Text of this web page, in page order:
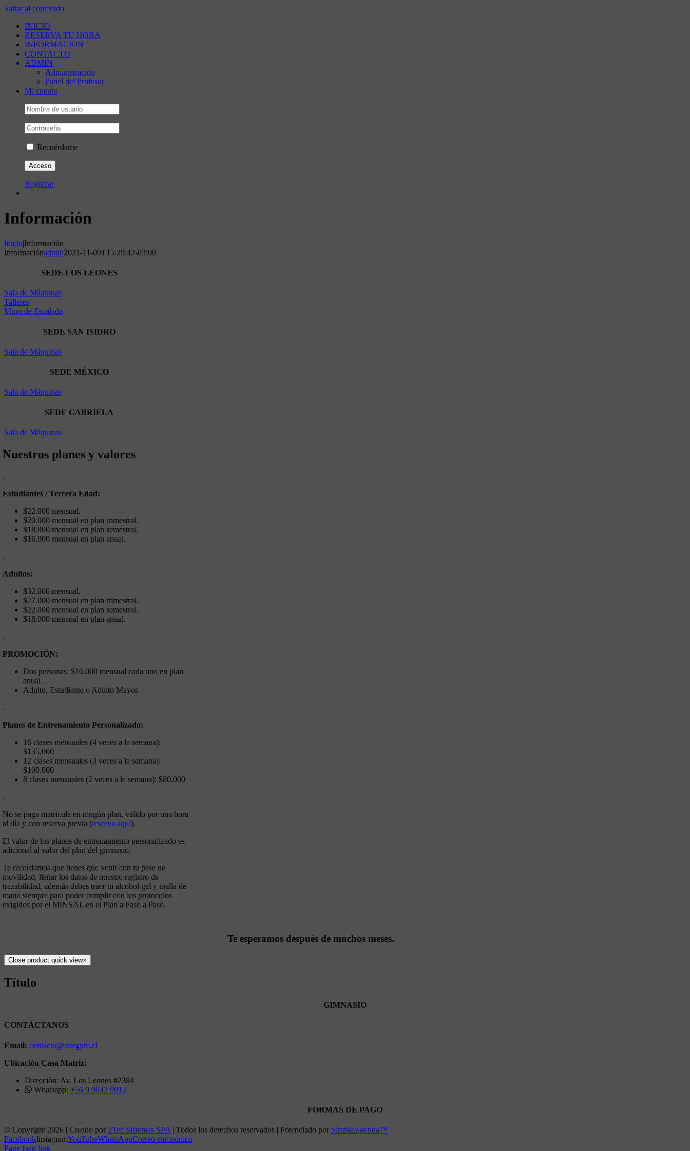
Saltar al contenido
INICIO
RESERVA TU HORA
INFORMACION
CONTACTO
ADMIN
Administración
Panel del Profesor
Mi cuenta
Recuérdame
Registrar
Información
Inicio|Información
Informaciónadmin2021-11-09T15:29:42-03:00
SEDE LOS LEONES
Sala de Máquinas
Talleres
Muro de Escalada
SEDE SAN ISIDRO
Sala de Máquinas
SEDE MÉXICO
Sala de Máquinas
SEDE GABRIELA
Sala de Máquinas
Nuestros planes y valores
.
Estudiantes / Tercera Edad:
$22.000 mensual.
$20.000 mensual en plan trimestral.
$18.000 mensual en plan semestral.
$16.000 mensual en plan anual.
.
Adultos:
$32.000 mensual.
$27.000 mensual en plan trimestral.
$22.000 mensual en plan semestral.
$18.000 mensual en plan anual.
.
PROMOCIÓN:
Dos personas: $16.000 mensual cada uno en plan
anual.
Adulto, Estudiante o Adulto Mayor.
.
Planes de Entrenamiento Personalizado:
16 clases mensuales (4 veces a la semana):
$135.000
12 clases mensuales (3 veces a la semana):
$100.000
8 clases mensuales (2 veces a la semana): $80.000
.
No se paga matrícula en ningún plan, válido por una hora
al día y con reserva previa (reserva aquí).
El valor de los planes de entrenamiento personalizado es
adicional al valor del plan del gimnasio.
Te recordamos que tienes que venir con tu pase de
movilidad, llenar los datos de nuestro registro de
trazabilidad, además debes traer tu alcohol gel y toalla de
mano siempre para poder cumplir con los protocolos
exigidos por el MINSAL en el Plan a Paso a Paso.
Te esperamos después de muchos meses.
Close product quick view×
Título
GIMNASIO
CONTÁCTANOS
Email: contacto@stargym.cl
Ubicación Casa Matriz:
Dirección: Av. Los Leones #2384
Whatsapp: +56 9 9042 0012
FORMAS DE PAGO
© Copyright 2026 | Creado por 2Tec Sistemas SPA | Todos los derechos reservados | Potenciado por SimpleAgenda™
FacebookInstagramYouTubeWhatsAppCorreo electrónico
Page load link